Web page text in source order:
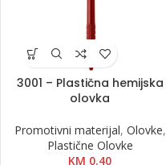
3001 – Plastična hemijska
olovka
Promotivni materijal, Olovke,
Plastične Olovke
KM 0.40